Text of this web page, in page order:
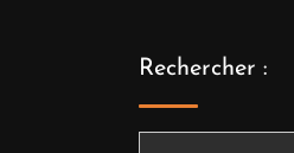
Rechercher :